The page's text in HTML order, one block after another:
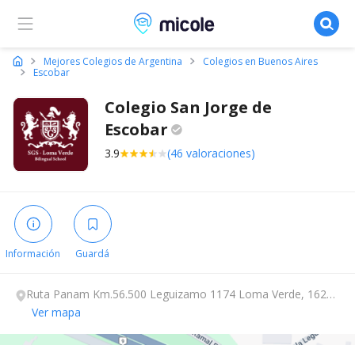
Micole, buscador de colegios
Mejores Colegios de Argentina
Colegios en Buenos Aires
Escobar
Colegio San Jorge de
Escobar
3.9 (46 valoraciones)
Información Guardá
Ruta Panam Km.56.500 Leguizamo 1174 Loma Verde, 1625,
Escobar, Buenos Aires.
Ver mapa